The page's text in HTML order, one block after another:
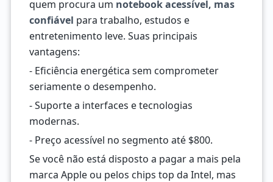
quem procura um notebook acessível, mas
confiável para trabalho, estudos e
entretenimento leve. Suas principais
vantagens:
- Eficiência energética sem comprometer
seriamente o desempenho.
- Suporte a interfaces e tecnologias
modernas.
- Preço acessível no segmento até $800.
Se você não está disposto a pagar a mais pela
marca Apple ou pelos chips top da Intel, mas